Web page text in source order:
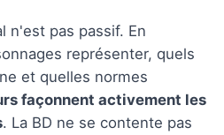
n'est pas passif. En
représenter, quels
et quelles normes
façonnent activement les
. La BD ne se contente pas